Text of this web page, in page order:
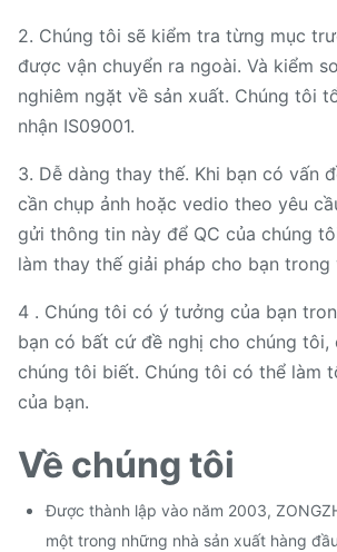
2. Chúng tôi sẽ kiểm tra từng mục
được vận chuyển ra ngoài. Và kiểm
nghiêm ngặt về sản xuất. Chúng tôi
nhận IS09001.
3. Dễ dàng thay thế. Khi bạn có vấn
cần chụp ảnh hoặc vedio theo yêu
gửi thông tin này để QC của chúng
làm thay thế giải pháp cho bạn
4 . Chúng tôi có ý tưởng của bạn
bạn có bất cứ đề nghị cho chúng tôi,
chúng tôi biết. Chúng tôi có thể làm
của bạn.
Về chúng tôi
Được thành lập vào năm 2003,
một trong những nhà sản xuất hàng